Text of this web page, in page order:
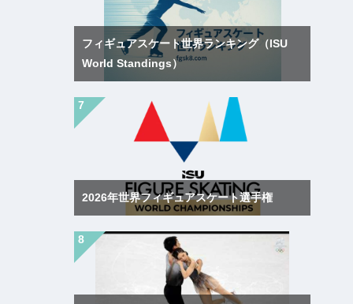
フィギュアスケート世界ランキング（ISU
World Standings）
2026年世界フィギュアスケート選手権